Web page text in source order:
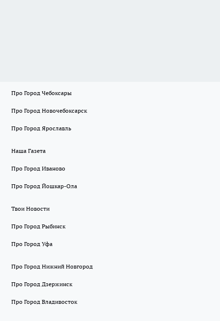
Про Город Чебоксары
Про Город Новочебоксарск
Про Город Ярославль
Наша Газета
Про Город Иваново
Про Город Йошкар-Ола
Твои Новости
Про Город Рыбинск
Про Город Уфа
Про Город Нижний Новгород
Про Город Дзержинск
Про Город Владивосток